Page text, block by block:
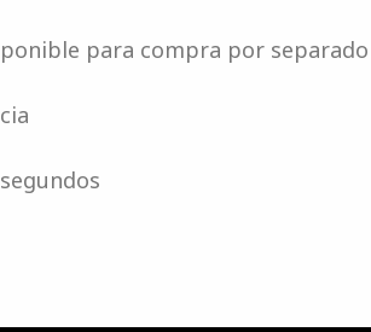
para compra por separado